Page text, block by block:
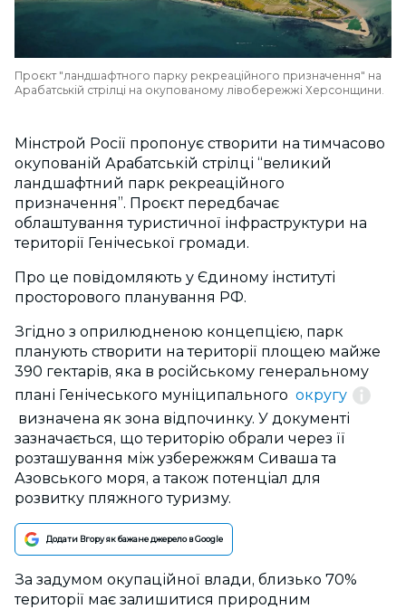
Проєкт "ландшафтного парку рекреаційного призначення" на
Арабатській стрілці на окупованому лівобережжі Херсонщини.
Мінстрой Росії пропонує створити на тимчасово
окупованій Арабатській стрілці “великий
ландшафтний парк рекреаційного
призначення”. Проєкт передбачає
облаштування туристичної інфраструктури на
території Генічеської громади.
Про це повідомляють у Єдиному інституті
просторового планування РФ.
Згідно з оприлюдненою концепцією, парк
планують створити на території площею майже
390 гектарів, яка в російському генеральному
плані Генічеського муніципального округу
визначена як зона відпочинку. У документі
зазначається, що територію обрали через її
розташування між узбережжям Сиваша та
Азовського моря, а також потенціал для
розвитку пляжного туризму.
Додати Вгору як бажане джерело в Google
За задумом окупаційної влади, близько 70%
території має залишитися природним